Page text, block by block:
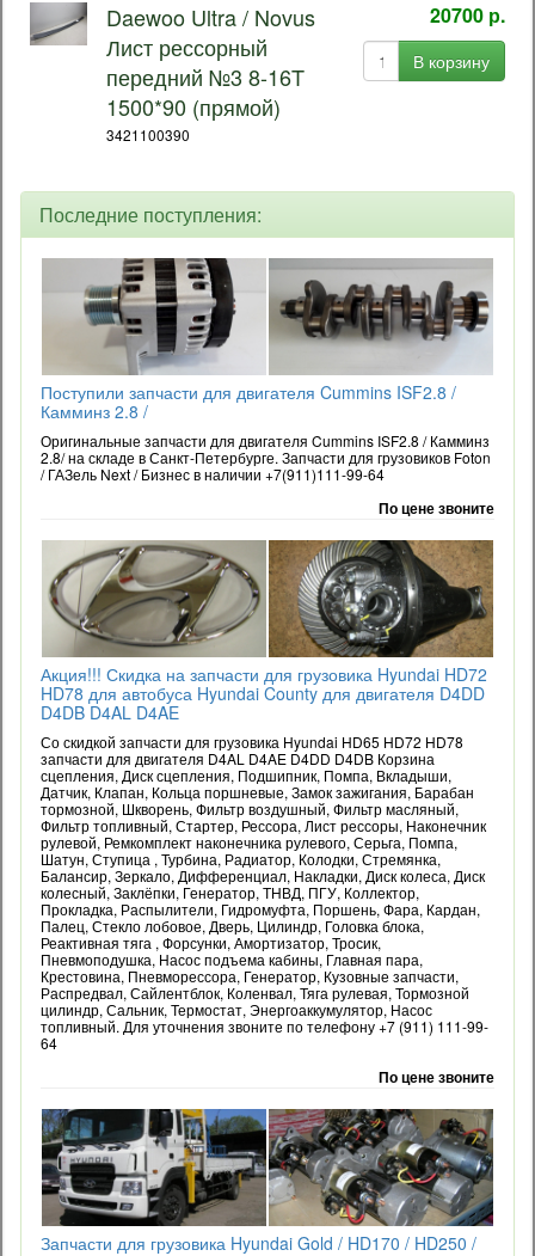
Daewoo Ultra / Novus
Лист рессорный
передний №3 8-16T
1500*90 (прямой)
3421100390
20700 р.
В корзину
Последние поступления:
Поступили запчасти для двигателя Cummins ISF2.8 /
Камминз 2.8 /
Оригинальные запчасти для двигателя Cummins ISF2.8 / Камминз
2.8/ на складе в Санкт-Петербурге. Запчасти для грузовиков Foton
/ ГАЗель Next / Бизнес в наличии +7(911)111-99-64
По цене звоните
Акция!!! Скидка на запчасти для грузовика Hyundai HD72
HD78 для автобуса Hyundai County для двигателя D4DD
D4DB D4AL D4AE
Со скидкой запчасти для грузовика Hyundai HD65 HD72 HD78
запчасти для двигателя D4AL D4AE D4DD D4DB Корзина
сцепления, Диск сцепления, Подшипник, Помпа, Вкладыши,
Датчик, Клапан, Кольца поршневые, Замок зажигания, Барабан
тормозной, Шкворень, Фильтр воздушный, Фильтр масляный,
Фильтр топливный, Стартер, Рессора, Лист рессоры, Наконечник
рулевой, Ремкомплект наконечника рулевого, Серьга, Помпа,
Шатун, Ступица , Турбина, Радиатор, Колодки, Стремянка,
Балансир, Зеркало, Дифференциал, Накладки, Диск колеса, Диск
колесный, Заклёпки, Генератор, ТНВД, ПГУ, Коллектор,
Прокладка, Распылители, Гидромуфта, Поршень, Фара, Кардан,
Палец, Стекло лобовое, Дверь, Цилиндр, Головка блока,
Реактивная тяга , Форсунки, Амортизатор, Тросик,
Пневмоподушка, Насос подъема кабины, Главная пара,
Крестовина, Пневморессора, Генератор, Кузовные запчасти,
Распредвал, Сайлентблок, Коленвал, Тяга рулевая, Тормозной
цилиндр, Сальник, Термостат, Энергоаккумулятор, Насос
топливный. Для уточнения звоните по телефону +7 (911) 111-99-
64
По цене звоните
Запчасти для грузовика Hyundai Gold / HD170 / HD250 /